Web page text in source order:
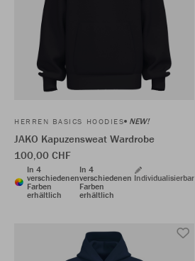
HERREN BASICS HOODIES NEW!
JAKO Kapuzensweat Wardrobe
100,00 CHF
In 4
verschiedenen
Farben
erhältlich
In 4
verschiedenen
Farben
erhältlich
Individualisierbar